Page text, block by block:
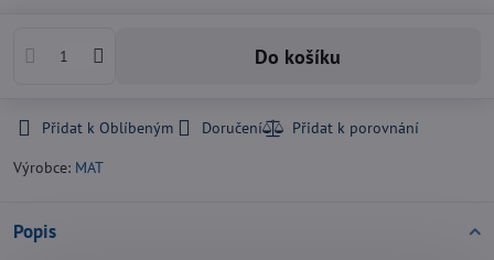
Do košíku
Přidat k Oblíbeným
Doručení
Výrobce: MAT
Popis